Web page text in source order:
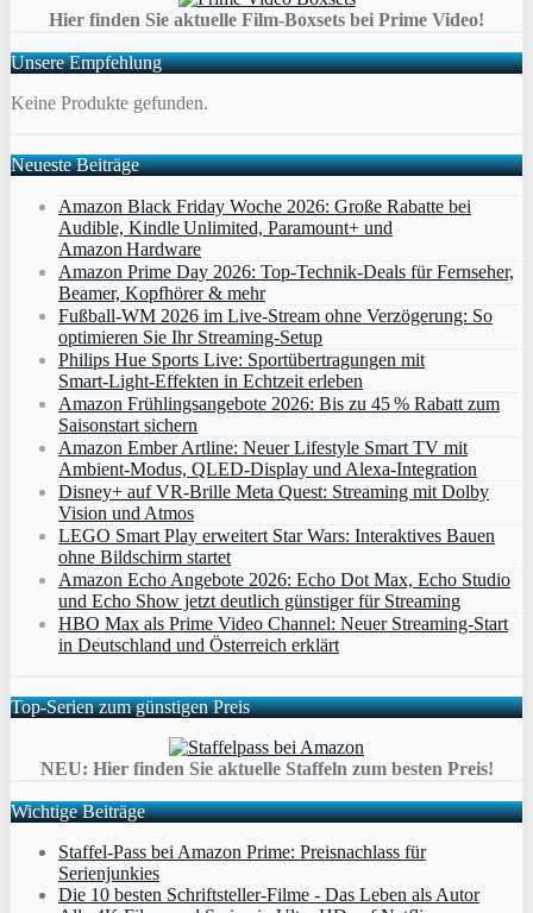
Hier finden Sie aktuelle Film-Boxsets bei Prime Video!
Unsere Empfehlung
Keine Produkte gefunden.
Neueste Beiträge
Amazon Black Friday Woche 2026: Große Rabatte bei
Audible, Kindle Unlimited, Paramount+ und
Amazon Hardware
Amazon Prime Day 2026: Top-Technik-Deals für Fernseher,
Beamer, Kopfhörer & mehr
Fußball-WM 2026 im Live-Stream ohne Verzögerung: So
optimieren Sie Ihr Streaming-Setup
Philips Hue Sports Live: Sportübertragungen mit
Smart‑Light‑Effekten in Echtzeit erleben
Amazon Frühlingsangebote 2026: Bis zu 45 % Rabatt zum
Saisonstart sichern
Amazon Ember Artline: Neuer Lifestyle Smart TV mit
Ambient‑Modus, QLED‑Display und Alexa‑Integration
Disney+ auf VR-Brille Meta Quest: Streaming mit Dolby
Vision und Atmos
LEGO Smart Play erweitert Star Wars: Interaktives Bauen
ohne Bildschirm startet
Amazon Echo Angebote 2026: Echo Dot Max, Echo Studio
und Echo Show jetzt deutlich günstiger für Streaming
HBO Max als Prime Video Channel: Neuer Streaming‑Start
in Deutschland und Österreich erklärt
Top-Serien zum günstigen Preis
NEU: Hier finden Sie aktuelle Staffeln zum besten Preis!
Wichtige Beiträge
Staffel-Pass bei Amazon Prime: Preisnachlass für
Serienjunkies
Die 10 besten Schriftsteller-Filme - Das Leben als Autor